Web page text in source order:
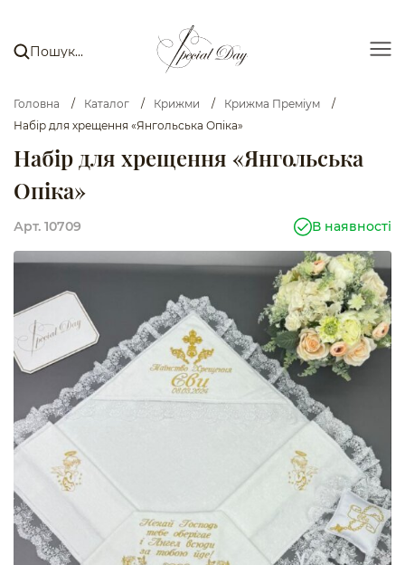
Головна / Каталог / Крижми / Крижма Преміум
/
Набір для хрещення «Янгольська Опіка»
Набір для хрещення «Янгольська
Опіка»
Арт. 10709 В наявності